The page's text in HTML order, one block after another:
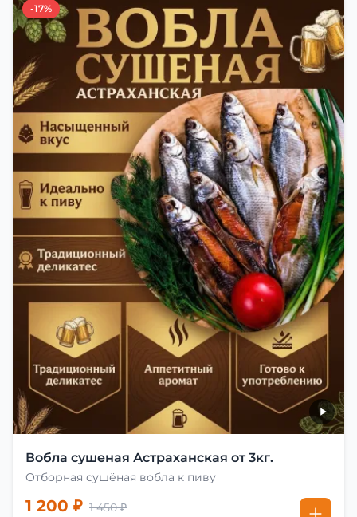
-17%
Вобла сушеная Астраханская от 3кг.
Отборная сушёная вобла к пиву
1 200 ₽ 1 450 ₽